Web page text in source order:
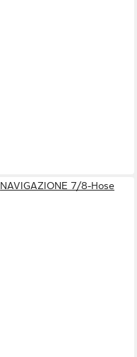
NAVIGAZIONE 7/8-Hose